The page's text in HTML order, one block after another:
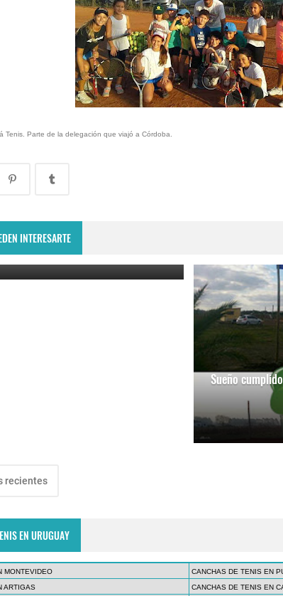
Tenis. Parte de la delegación que viajó a Córdoba.
INTERESARTE
torneo de Pascuas
April 11, 2017
Sueño
recientes
EN URUGUAY
MONTEVIDEO
CANCHAS DE TENIS EN
ARTIGAS
CANCHAS DE TENIS EN